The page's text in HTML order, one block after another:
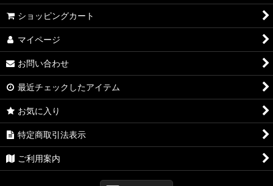
ALFA ROMEO > 147
ALFA ROMEO > 159
A4
A4 WAGON
ショッピングカート
マイページ
お問い合わせ
最近チェックしたアイテム
お気に入り
特定商取引法表示
ご利用案内